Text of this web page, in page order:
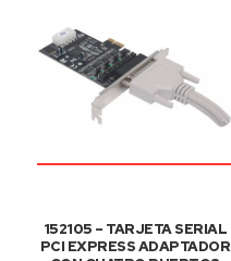
152105 – TARJETA SERIAL
PCI EXPRESS ADAPTADOR